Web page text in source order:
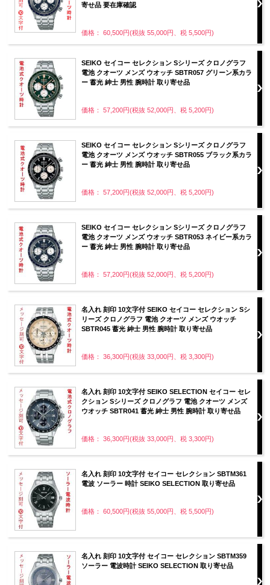
寄せ品 要在庫確認
価格： 60,500円(税抜 55,000円、税 5,500円)
SEIKO セイコー セレクション Sシリーズ クロノグラフ
電池 クオーツ メンズ ウオッチ SBTR057 グリーン系カラ
ー 蓄光 紳士 男性 腕時計 取り寄せ品
価格： 57,200円(税抜 52,000円、税 5,200円)
SEIKO セイコー セレクション Sシリーズ クロノグラフ
電池 クオーツ メンズ ウオッチ SBTR055 ブラック系カラ
ー 蓄光 紳士 男性 腕時計 取り寄せ品
価格： 57,200円(税抜 52,000円、税 5,200円)
SEIKO セイコー セレクション Sシリーズ クロノグラフ
電池 クオーツ メンズ ウオッチ SBTR053 ネイビー系カラ
ー 蓄光 紳士 男性 腕時計 取り寄せ品
価格： 57,200円(税抜 52,000円、税 5,200円)
名入れ 刻印 10文字付 SEIKO セイコー セレクション Sシ
リーズ クロノグラフ 電池 クオーツ メンズ ウオッチ
SBTR045 蓄光 紳士 男性 腕時計 取り寄せ品
価格： 36,300円(税抜 33,000円、税 3,300円)
名入れ 刻印 10文字付 SEIKO SELECTION セイコー セレ
クション Sシリーズ クロノグラフ 電池 クオーツ メンズ
ウオッチ SBTR041 蓄光 紳士 男性 腕時計 取り寄せ品
価格： 36,300円(税抜 33,000円、税 3,300円)
名入れ 刻印 10文字付 セイコー セレクション SBTM361
電波 ソーラー 時計 SEIKO SELECTION 取り寄せ品
価格： 60,500円(税抜 55,000円、税 5,500円)
名入れ 刻印 10文字付 セイコー セレクション SBTM359
ソーラー 電波時計 SEIKO SELECTION 取り寄せ品